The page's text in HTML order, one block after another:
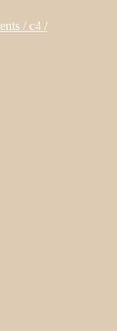
/ c4 /